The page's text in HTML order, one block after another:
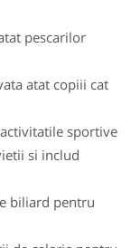
pescarilor
atat copiii cat
sportive
si includ
biliard pentru